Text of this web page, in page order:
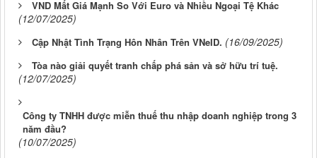
VND Mất Giá Mạnh So Với Euro và Nhiều Ngoại Tệ Khác
(12/07/2025)
Cập Nhật Tình Trạng Hôn Nhân Trên VNeID. (16/09/2025)
Tòa nào giải quyết tranh chấp phá sản và sở hữu trí tuệ.
(12/07/2025)
Công ty TNHH được miễn thuế thu nhập doanh nghiệp trong 3
năm đầu?
(10/07/2025)